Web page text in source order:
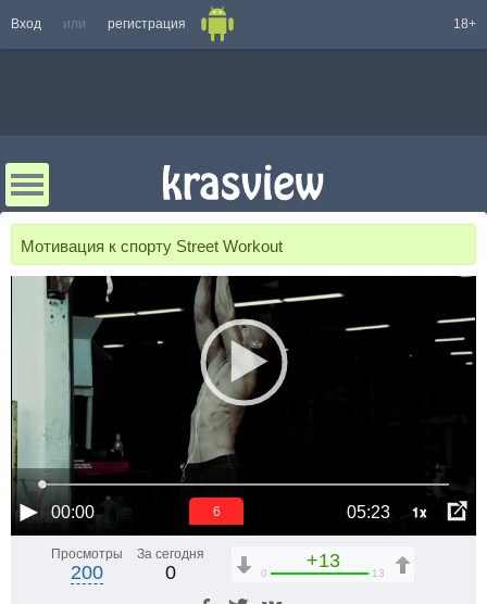
Вход или регистрация 18+
Мотивация к спорту Street Workout
00:00 05:23 1x
6
Просмотры
200
За сегодня
0
+13
0 13